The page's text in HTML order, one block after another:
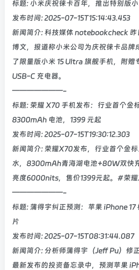
标题: 小米庆祝徕卡百年，推出特别版
发布时间: 2025-07-15T15:14:43.453
新闻简介: 科技媒体 notebookcheck 昨
博文，报道称小米公司为庆祝徕卡品牌
了限量版小米 15 Ultra 旗舰手机，附
USB-C 充电器。
———————-
标题: 荣耀 X70 手机发布：行业首个金
8300mAh 电池，1399 元起
发布时间: 2025-07-15T19:30:12.303
新闻简介: 荣耀X70发布，行业首个金
水，8300mAh青海湖电池+80W双快
亮度6000nits，售价1399元起。#荣
———————-
标题: 蒲得宇纠正预测：苹果 iPhone 17
片
发布时间: 2025-07-15T08:31:44.087
新闻简介: 分析师蒲得宇（Jeff Pu）修
最新发布的投资备忘录中，预测苹果